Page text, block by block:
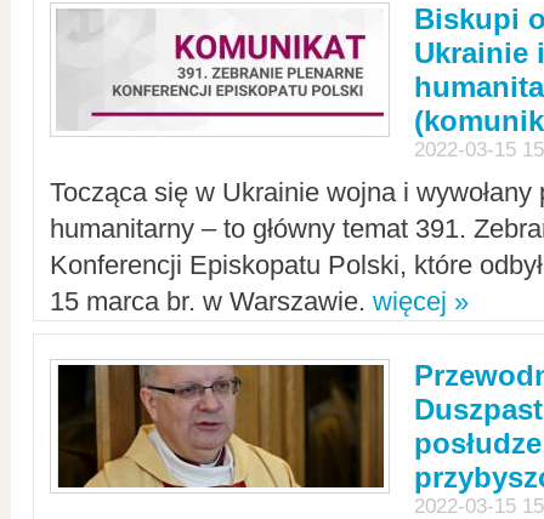
Biskupi
Ukrainie
2022-03-15
Tocząca się w Ukrainie wojna i
humanitarny – to główny temat 391.
Konferencji Episkopatu Polski, które
15 marca br. w Warszawie. więcej »
2022-03-15